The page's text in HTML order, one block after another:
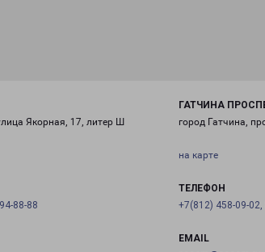
Якорная, 17, литер Ш
88-88
ГАТЧИНА
город Гатчина,
на карте
ТЕЛЕФОН
+7(812) 458-09-
EMAIL